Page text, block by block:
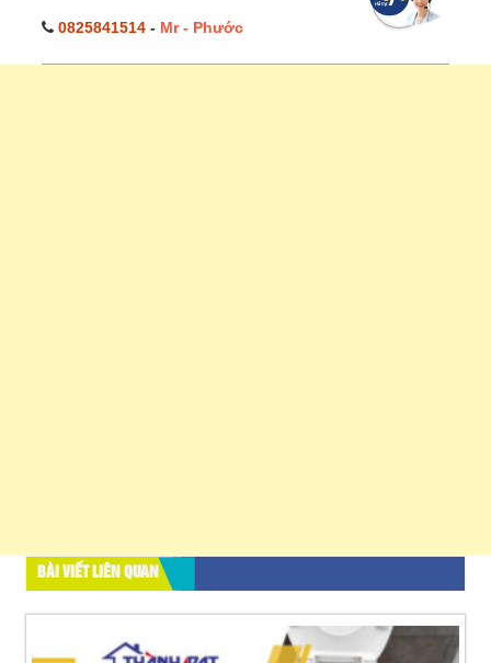
0825841514 - Mr - Phước
BÀI VIẾT LIÊN QUAN